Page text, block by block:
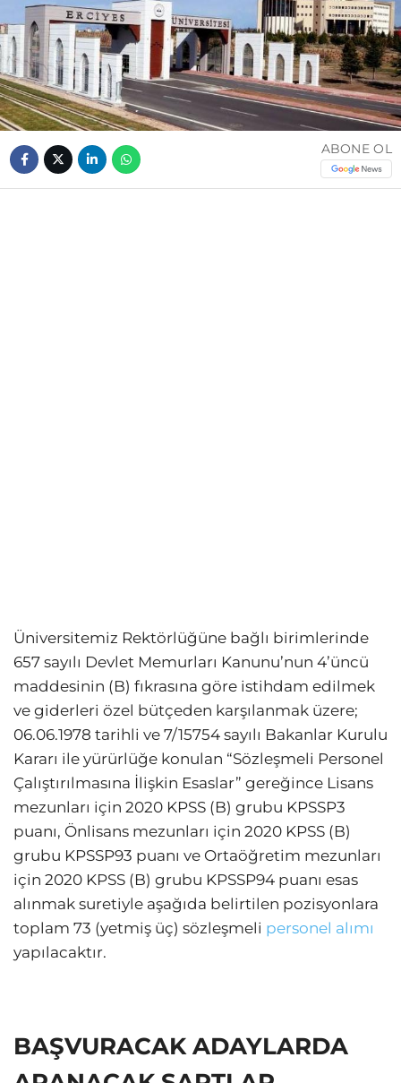
ABONE OL
Üniversitemiz Rektörlüğüne bağlı birimlerinde
657 sayılı Devlet Memurları Kanunu’nun 4’üncü
maddesinin (B) fıkrasına göre istihdam edilmek
ve giderleri özel bütçeden karşılanmak üzere;
06.06.1978 tarihli ve 7/15754 sayılı Bakanlar Kurulu
Kararı ile yürürlüğe konulan “Sözleşmeli Personel
Çalıştırılmasına İlişkin Esaslar” gereğince Lisans
mezunları için 2020 KPSS (B) grubu KPSSP3
puanı, Önlisans mezunları için 2020 KPSS (B)
grubu KPSSP93 puanı ve Ortaöğretim mezunları
için 2020 KPSS (B) grubu KPSSP94 puanı esas
alınmak suretiyle aşağıda belirtilen pozisyonlara
toplam 73 (yetmiş üç) sözleşmeli personel alımı
yapılacaktır.
BAŞVURACAK ADAYLARDA